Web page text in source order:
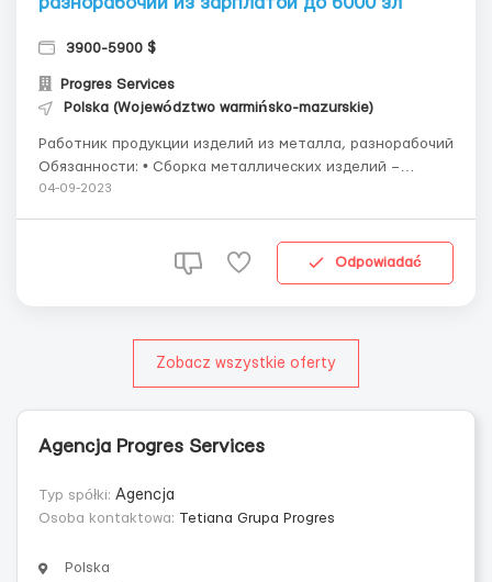
3900-5900 $
Progres Services
Polska (Województwo warmińsko-mazurskie)
Работник продукции изделий из металла, разнорабочий
Обязанности: • Сборка металлических изделий –
работа на машинах (у каждого свой процесс) • Сборка
04-09-2023
Odpowiadać
Zobacz wszystkie oferty
Agencja Progres Services
Typ spółki: Agencja
Osoba kontaktowa: Tetiana Grupa Progres
Polska